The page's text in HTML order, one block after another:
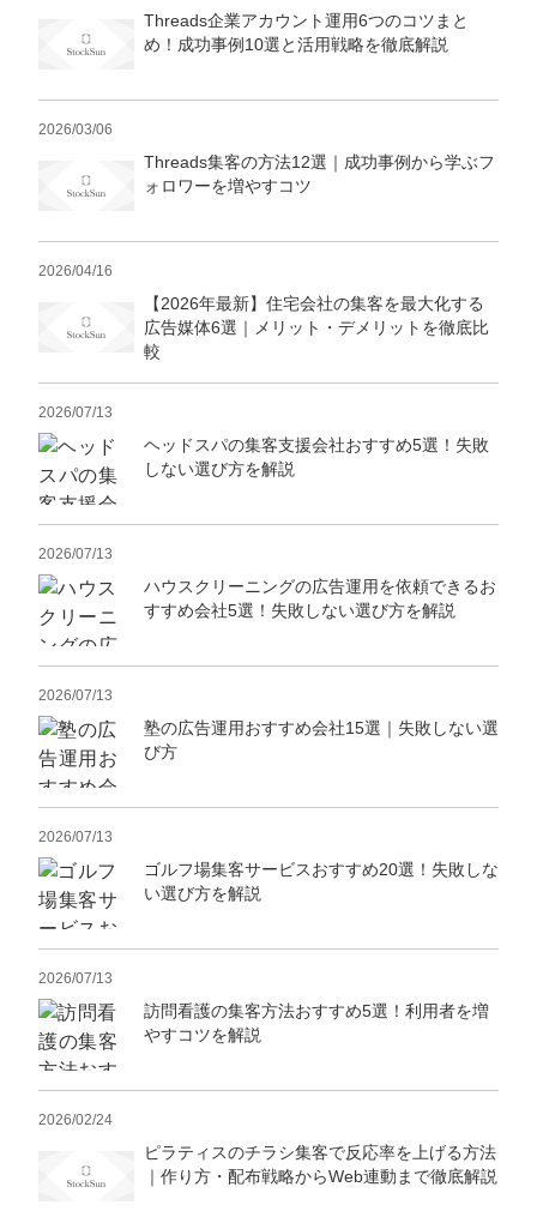
正社員
マーケマネージャー
内部監査室長
Threads企業アカウント運用6つのコツまと
め！成功事例10選と活用戦略を徹底解説
2026/03/06
Threads集客の方法12選｜成功事例から学ぶフ
ォロワーを増やすコツ
2026/04/16
【2026年最新】住宅会社の集客を最大化する
広告媒体6選｜メリット・デメリットを徹底比
較
2026/07/13
ヘッドスパの集客支援会社おすすめ5選！失敗
しない選び方を解説
2026/07/13
ハウスクリーニングの広告運用を依頼できるお
すすめ会社5選！失敗しない選び方を解説
2026/07/13
塾の広告運用おすすめ会社15選｜失敗しない選
び方
2026/07/13
ゴルフ場集客サービスおすすめ20選！失敗しな
い選び方を解説
2026/07/13
訪問看護の集客方法おすすめ5選！利用者を増
やすコツを解説
2026/02/24
ピラティスのチラシ集客で反応率を上げる方法
｜作り方・配布戦略からWeb連動まで徹底解説